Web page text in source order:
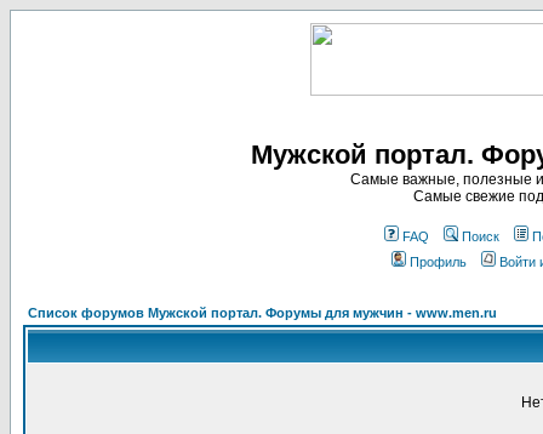
Мужской портал.
Самые важные, полезные и
Самые свежие
FAQ Поиск
Профиль
Войти
Список форумов Мужской портал. Форумы для мужчин - www.men.ru